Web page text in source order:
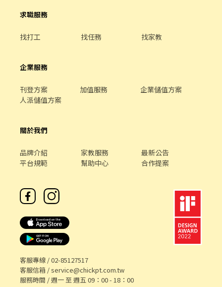
材，當場現點現作提供美味可口的日本國民美食-牛丼/咖哩，並以
舒適衛生的用餐環境、熱情用心的服務態度、平實親民的誠懇價
友一起，皆可享受用餐的樂趣。
求職服務
找打工 找任務 找家教
企業服務
刊登方案 加值服務
企業儲值方案
人派儲值方案
關於我們
品牌介紹 家教服務
最新公告
平台規範
幫助中心 合作提案
客服專線 /02-85127517
客服信箱 /service@chickpt.com.tw
服務時間 / 週一 至 週五 09：00 - 18：00